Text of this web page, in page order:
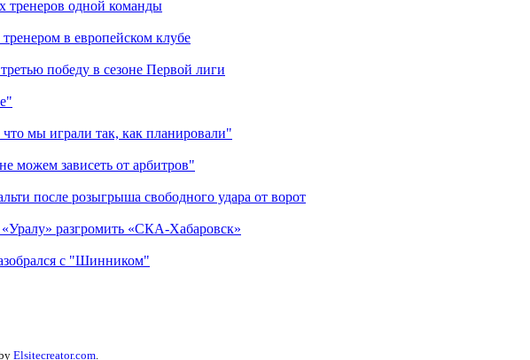
тренеров одной команды
в европейском клубе
победу в сезоне Первой лиги
мы играли так, как планировали"
можем зависеть от арбитров"
после розыгрыша свободного удара от ворот
разгромить «СКА-Хабаровск»
с "Шинником"
Elsitecreator.com